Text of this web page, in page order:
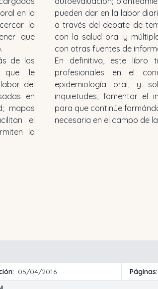
en la
la
que
de los
que le
del
en
mapas
el
la
pueden dar en la labor
a través del debate de
con la salud oral y
con otras fuentes de
En definitiva, este libro
profesionales en el
epidemiología oral, y
inquietudes, fomentar el
para que continúe
necesaria en el campo de
05/04/2016 Páginas: